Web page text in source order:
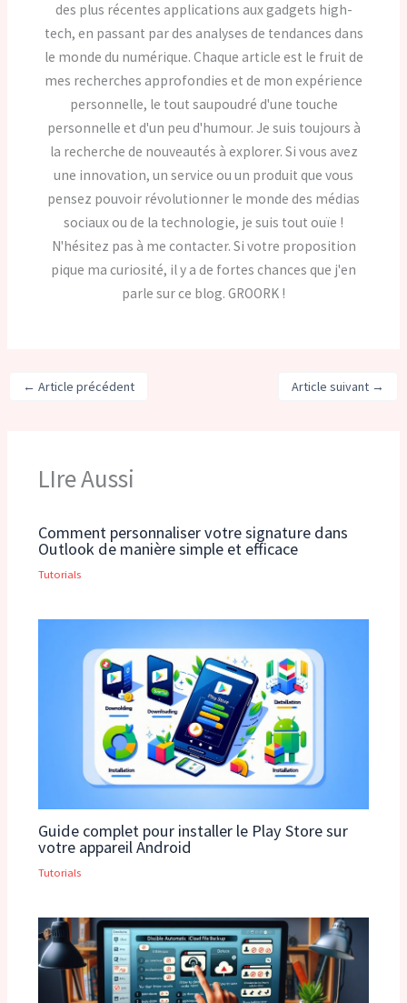
des plus récentes applications aux gadgets high-
tech, en passant par des analyses de tendances dans
le monde du numérique. Chaque article est le fruit de
mes recherches approfondies et de mon expérience
personnelle, le tout saupoudré d'une touche
personnelle et d'un peu d'humour. Je suis toujours à
la recherche de nouveautés à explorer. Si vous avez
une innovation, un service ou un produit que vous
pensez pouvoir révolutionner le monde des médias
sociaux ou de la technologie, je suis tout ouïe !
N'hésitez pas à me contacter. Si votre proposition
pique ma curiosité, il y a de fortes chances que j'en
parle sur ce blog. GROORK !
← Article précédent Article suivant →
LIre Aussi
Comment personnaliser votre signature dans
Outlook de manière simple et efficace
Tutorials
Guide complet pour installer le Play Store sur
votre appareil Android
Tutorials